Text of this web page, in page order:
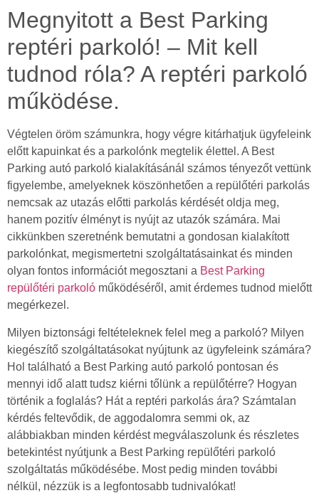
Megnyitott a Best Parking
reptéri parkoló! – Mit kell
tudnod róla? A reptéri parkoló
működése.
Végtelen öröm számunkra, hogy végre kitárhatjuk ügyfeleink
előtt kapuinkat és a parkolónk megtelik élettel. A Best
Parking autó parkoló kialakításánál számos tényezőt vettünk
figyelembe, amelyeknek köszönhetően a repülőtéri parkolás
nemcsak az utazás előtti parkolás kérdését oldja meg,
hanem pozitív élményt is nyújt az utazók számára. Mai
cikkünkben szeretnénk bemutatni a gondosan kialakított
parkolónkat, megismertetni szolgáltatásainkat és minden
olyan fontos információt megosztani a Best Parking
repülőtéri parkoló működéséről, amit érdemes tudnod mielőtt
megérkezel.
Milyen biztonsági feltételeknek felel meg a parkoló? Milyen
kiegészítő szolgáltatásokat nyújtunk az ügyfeleink számára?
Hol található a Best Parking autó parkoló pontosan és
mennyi idő alatt tudsz kiérni tőlünk a repülőtérre? Hogyan
történik a foglalás? Hát a reptéri parkolás ára? Számtalan
kérdés feltevődik, de aggodalomra semmi ok, az
alábbiakban minden kérdést megválaszolunk és részletes
betekintést nyútjunk a Best Parking repülőtéri parkoló
szolgáltatás működésébe. Most pedig minden további
nélkül, nézzük is a legfontosabb tudnivalókat!